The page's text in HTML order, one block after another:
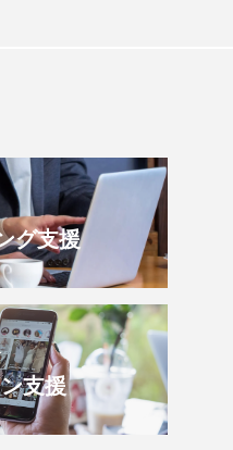
グ支援
支援